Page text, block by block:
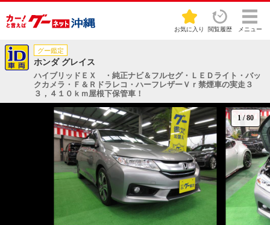
お気に入り 閲覧履歴 メニュー
グー鑑定
ホンダ グレイス
ハイブリッドＥＸ ・純正ナビ＆フルセグ・ＬＥＤライト・バッ
クカメラ・Ｆ＆Ｒドラレコ・ハーフレザーＶｒ禁煙車の実走３
３，４１０ｋｍ屋根下保管車！
1/80